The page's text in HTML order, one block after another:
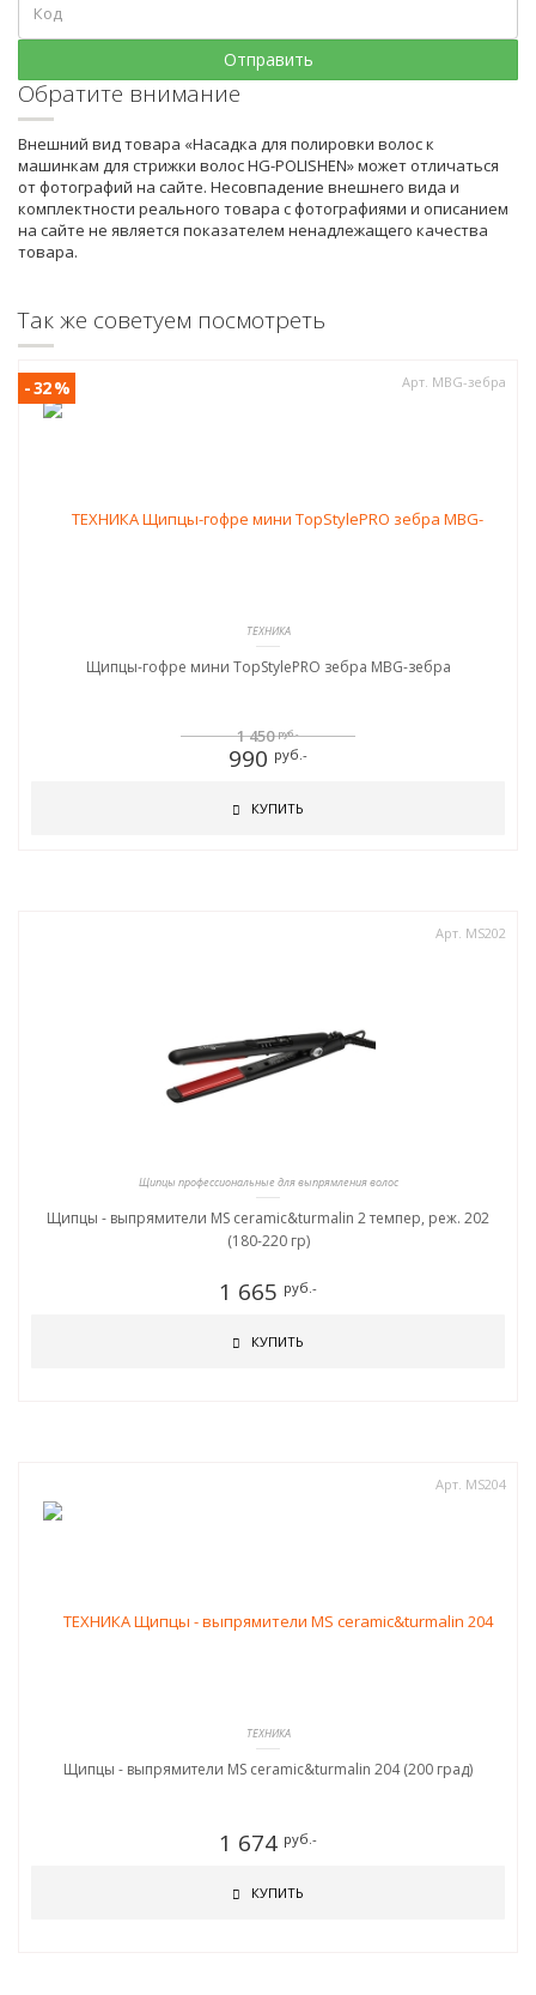
Обратите внимание
Внешний вид товара «Насадка для полировки волос к
машинкам для стрижки волос HG-POLISHEN» может отличаться
от фотографий на сайте. Несовпадение внешнего вида и
комплектности реального товара с фотографиями и описанием
на сайте не является показателем ненадлежащего качества
товара.
Так же советуем посмотреть
Арт. MBG-зебра
- 32 %
ТЕХНИКА
Щипцы-гофре мини TopStylePRO зебра MBG-зебра
1 450руб.-
990 руб.-
КУПИТЬ
Арт. MS202
Щипцы профессиональные для выпрямления волос
Щипцы - выпрямители MS ceramic&turmalin 2 темпер, реж. 202
(180-220 гр)
1 665 руб.-
КУПИТЬ
Арт. MS204
ТЕХНИКА
Щипцы - выпрямители MS ceramic&turmalin 204 (200 град)
1 674 руб.-
КУПИТЬ